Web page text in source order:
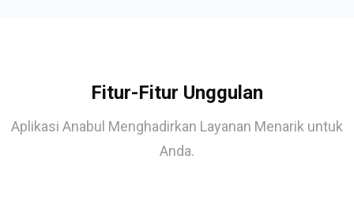
Fitur-Fitur Unggulan
Aplikasi Anabul Menghadirkan Layanan Menarik untuk
Anda.